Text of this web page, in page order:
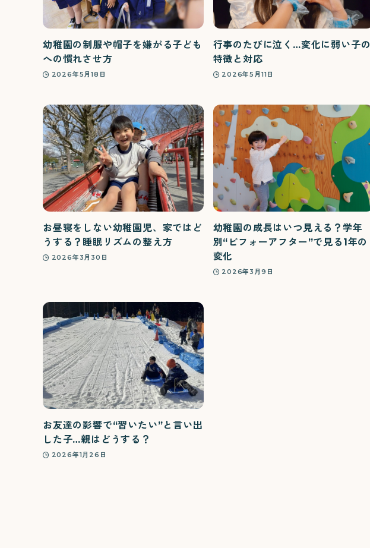
幼稚園の制服や帽子を嫌がる子ども
への慣れさせ方
2026年5月18日
行事のたびに泣く…変化に弱い子の
特徴と対応
2026年5月11日
お昼寝をしない幼稚園児、家ではど
うする？睡眠リズムの整え方
2026年3月30日
幼稚園の成長はいつ見える？学年
別“ビフォーアフター”で見る1年の
変化
2026年3月9日
お友達の影響で“習いたい”と言い出
した子…親はどうする？
2026年1月26日